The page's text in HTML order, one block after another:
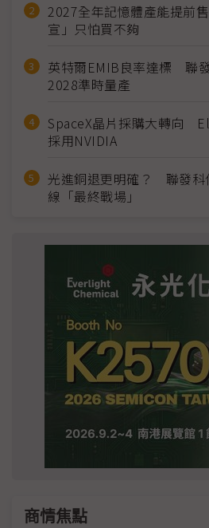
2027全年記憶體產能提前
宣」只怕買不夠
英特爾EMIB良率達標 聯
2028準時量產
SpaceX晶片採購大轉向
採用NVIDIA
光進銅退更明確？ 聯發科
線「最終戰場」
商情焦點